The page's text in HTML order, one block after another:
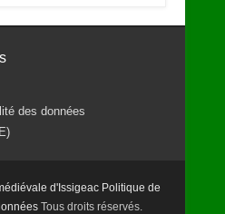
des données
d'Issigeac Politique de
Tous droits réservés.